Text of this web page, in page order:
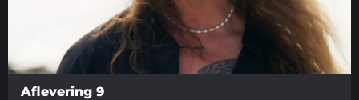
Aflevering 9